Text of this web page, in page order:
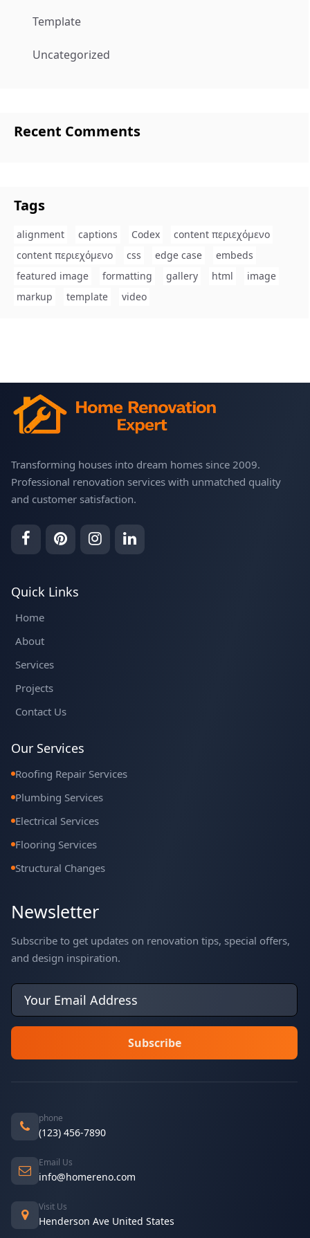
Template
Uncategorized
Recent Comments
Tags
alignment captions Codex
content περιεχόμενο
content περιεχόμενο
css edge case
embeds
featured image
formatting gallery html
image
markup
template video
Transforming houses into dream homes since 2009.
Professional renovation services with unmatched quality
and customer satisfaction.
Quick Links
Home
About
Services
Projects
Contact Us
Our Services
Roofing Repair Services
Plumbing Services
Electrical Services
Flooring Services
Structural Changes
Newsletter
Subscribe to get updates on renovation tips, special offers,
and design inspiration.
phone
(123) 456-7890
Email Us
info@homereno.com
Visit Us
Henderson Ave United States